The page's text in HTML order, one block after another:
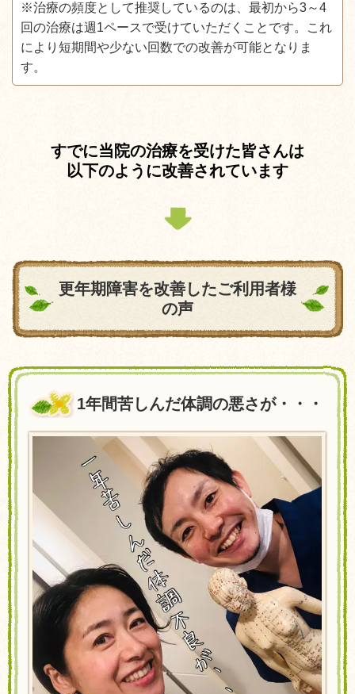
※治療の頻度として推奨しているのは、最初から3～4
回の治療は週1ペースで受けていただくことです。これ
により短期間や少ない回数での改善が可能となりま
す。
すでに当院の治療を受けた皆さんは
以下のように改善されています
更年期障害を改善したご利用者様
の声
1年間苦しんだ体調の悪さが・・・